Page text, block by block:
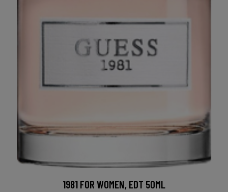
1981 FOR WOMEN, EDT 50ML